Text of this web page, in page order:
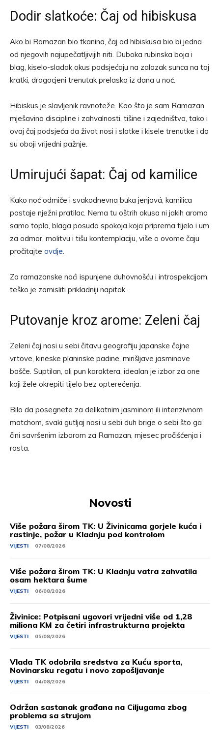
Dodir slatkoće: Čaj od hibiskusa
Ako bi Ramazan bio tkanina, čaj od hibiskusa bio bi jedna
od njegovih najupečatljivijih niti. Duboka rubinska boja i
blag, kiselo-sladak okus podsjećaju na zalazak sunca na taj
kratki, dragocjeni trenutak prelaska iz dana u noć.
Hibiskus je slavljenik ravnoteže. Kao što je sam Ramazan
mješavina discipline i zahvalnosti, tišine i zajedništva, tako i
ovaj čaj podsjeća da život nosi i slatke i kisele trenutke i da
su oboji vrijedni pažnje.
Umirujući šapat: Čaj od kamilice
Kako noć odmiče i svakodnevna buka jenjavá, kamilica
postaje nježni pratilac. Nema tu oštrih okusa ni jakih aroma
samo topla, blaga posuda spokoja koja priprema tijelo i um
za odmor, molitvu i tišu kontemplaciju, više o ovome čaju
pročitajte ovdje.
Za ramazanske noći ispunjene duhovnošću i introspekcijom,
teško je zamisliti prikladniji napitak.
Putovanje kroz arome: Zeleni čaj
Zeleni čaj nosi u sebi čitavu geografiju japanske čajne
vrtove, kineske planinske padine, mirišljave jasminove
bašče. Suptilan, ali pun karaktera, idealan je izbor za one
koji žele okrepiti tijelo bez opterećenja.
Bilo da posegnete za delikatnim jasminom ili intenzivnom
matchom, svaki gutljaj nosi u sebi duh brige o sebi što ga
čini savršenim izborom za Ramazan, mjesec pročišćenja i
rasta.
Novosti
Više požara širom TK: U Živinicama gorjele kuća i
rastinje, požar u Kladnju pod kontrolom
VIJESTI 07/08/2026
Više požara širom TK: U Kladnju vatra zahvatila
osam hektara šume
VIJESTI 06/08/2026
Živinice: Potpisani ugovori vrijedni više od 1,28
miliona KM za četiri infrastrukturna projekta
VIJESTI 05/08/2026
Vlada TK odobrila sredstva za Kuću sporta,
Novinarsku regatu i novo zapošljavanje
VIJESTI 04/08/2026
Održan sastanak građana na Ciljugama zbog
problema sa strujom
VIJESTI 03/08/2026